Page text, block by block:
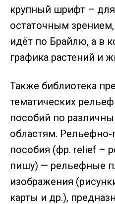
крупный шрифт –
остаточным
идёт по Брайлю, а в
графика растений и
Также библиотека
тематических
пособий по
областям. Рельефно-
пособия (фр. relief –
пишу) — рельефные
изображения
карты и др.),